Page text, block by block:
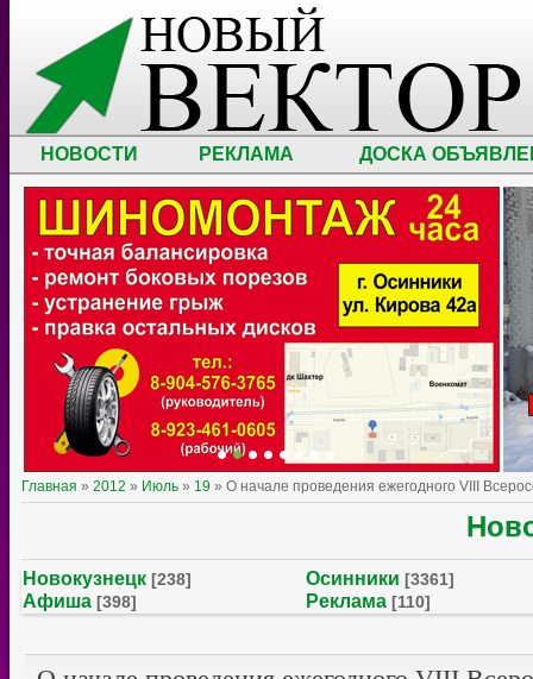
НОВОСТИ РЕКЛАМА ДОСКА
Главная » 2012 » Июль » 19 » О начале проведения ежегодного VIII
Новокузнецк [238] Осинники [3361]
Афиша [398] Реклама [110]